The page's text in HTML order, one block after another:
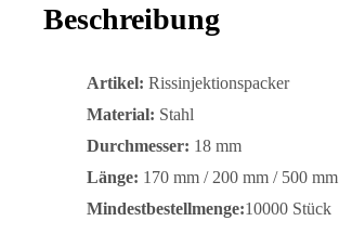
Beschreibung
Artikel: Rissinjektionspacker
Material: Stahl
Durchmesser: 18 mm
Länge: 170 mm / 200 mm / 500 mm
Mindestbestellmenge:10000 Stück